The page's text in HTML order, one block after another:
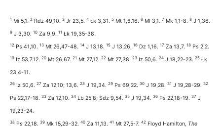
1 Mi 5,1. 2 Rdz 49,10. 3 Jr 23,5. 4 Łk 3,31. 5 Mt 1,6.16. 6 Ml 3,1. 7 Mk 1,1-8. 8 J 1,36.
9 J 3,30. 10 Za 9,9. 11 Łk 19,35-38.
12 Ps 41,10. 13 Mt 26,47-48. 14 J 13,18. 15 J 13,26. 16 Dz 1,16. 17 Za 13,7. 18 Ps 2,2.
19 Iz 53,7.12. 20 Mt 26,67. 21 Mt 27,12. 22 Mt 27,38. 23 Iz 50,6. 24 J 18,22-23. 25 Łk
23,4-11.
26 Iz 50,6. 27 Za 12,10; 13,6. 28 J 19,34. 29 Ps 69,22. 30 J 19,28. 31 J 19,28-29. 32
Ps 22,17-18. 33 Za 12,10. 34 Lb 25,8; Sdz 9,54. 35 J 19,34. 36 Ps 22,18-19. 37 J
19,23-24.
38 Ps 22,18. 39 Mk 15,29-32. 40 Za 11,13. 41 Mt 27,5-7. 42 Floyd Hamilton, The